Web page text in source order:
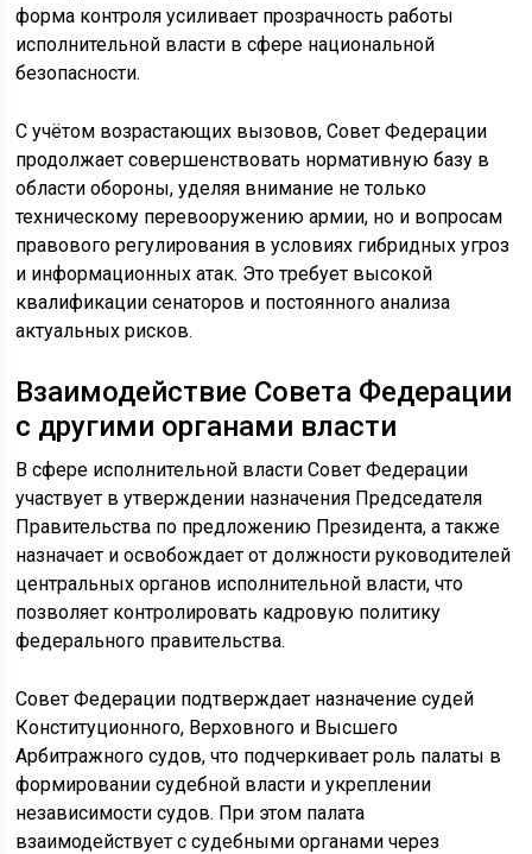
форма контроля усиливает прозрачность работы
исполнительной власти в сфере национальной
безопасности.
С учётом возрастающих вызовов, Совет Федерации
продолжает совершенствовать нормативную базу в
области обороны, уделяя внимание не только
техническому перевооружению армии, но и вопросам
правового регулирования в условиях гибридных угроз
и информационных атак. Это требует высокой
квалификации сенаторов и постоянного анализа
актуальных рисков.
Взаимодействие Совета Федерации
с другими органами власти
В сфере исполнительной власти Совет Федерации
участвует в утверждении назначения Председателя
Правительства по предложению Президента, а также
назначает и освобождает от должности руководителей
центральных органов исполнительной власти, что
позволяет контролировать кадровую политику
федерального правительства.
Совет Федерации подтверждает назначение судей
Конституционного, Верховного и Высшего
Арбитражного судов, что подчеркивает роль палаты в
формировании судебной власти и укреплении
независимости судов. При этом палата
взаимодействует с судебными органами через